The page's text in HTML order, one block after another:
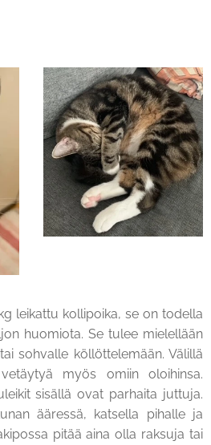
leikattu kollipoika, se on todella
huomiota. Se tulee mielellään
sohvalle köllöttelemään. Välillä
myös omiin oloihinsa.
sisällä ovat parhaita juttuja.
ääressä, katsella pihalle ja
pitää aina olla raksuja tai